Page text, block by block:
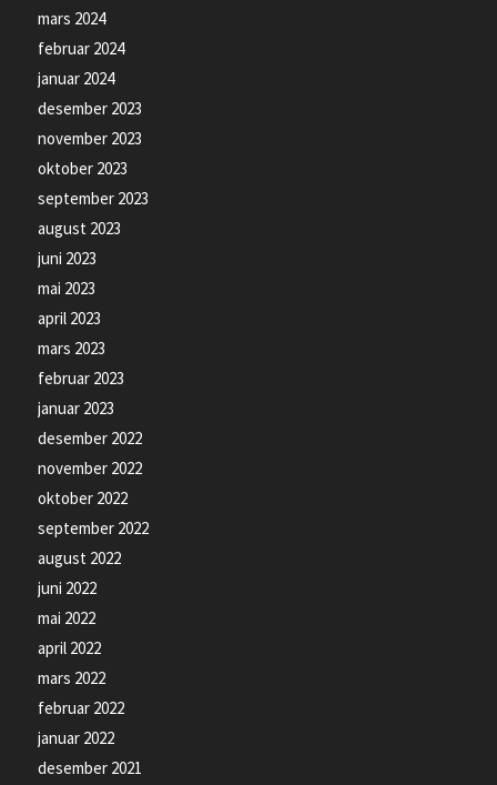
mars 2024
februar 2024
januar 2024
desember 2023
november 2023
oktober 2023
september 2023
august 2023
juni 2023
mai 2023
april 2023
mars 2023
februar 2023
januar 2023
desember 2022
november 2022
oktober 2022
september 2022
august 2022
juni 2022
mai 2022
april 2022
mars 2022
februar 2022
januar 2022
desember 2021